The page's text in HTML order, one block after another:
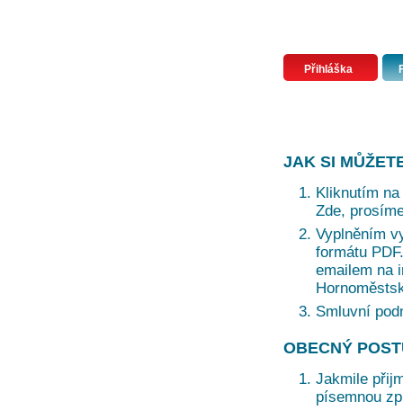
Přihláška
JAK SI
Kliknutím
Zde,
Vyplněním
formátu
emailem na
Smluvní
OBECNÝ
Jakmile
písemnou